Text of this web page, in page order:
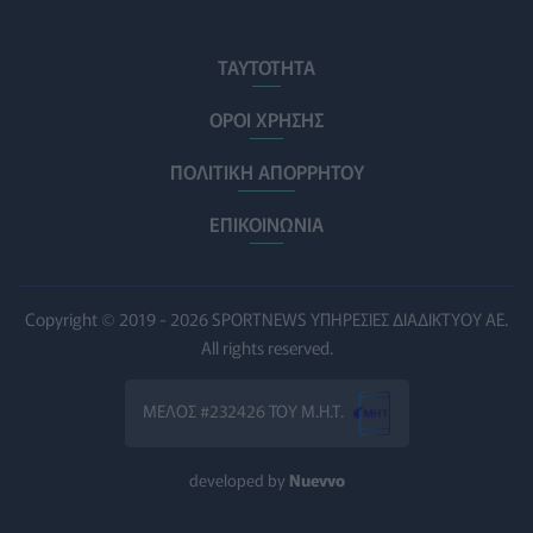
Ηλεκτρικά πατίνια: 3,5 φορές μεγαλύτερος ο κίνδυνος
07/08/2026 - 14:00
ΗΠΑ: Μεγάλη τράπεζα επενδύει 250 εκατ. δολάρια τον
χρόνο για φάρμακα GLP-1 στους εργαζομένους
07/08/2026 - 13:00
η Αττική – Τι πρέπει να προσέχουν οι παραθεριστές
07/08/2026 - 11:57
Γλοιοβλάστωμα: Νέο «παράθυρο» για πιο
07/08/2026 - 11:00
ΤΑΥΤΟΤΗΤΑ
ΟΡΟΙ ΧΡΗΣΗΣ
ΠΟΛΙΤΙΚΗ ΑΠΟΡΡΗΤΟΥ
ΕΠΙΚΟΙΝΩΝΙΑ
Copyright © 2019 - 2026 SPORTNEWS ΥΠΗΡΕΣΙΕΣ ΔΙΑΔΙΚΤΥΟΥ ΑΕ.
All rights reserved.
ΜΕΛΟΣ #232426 ΤΟΥ Μ.Η.Τ.
developed by Nuevvo